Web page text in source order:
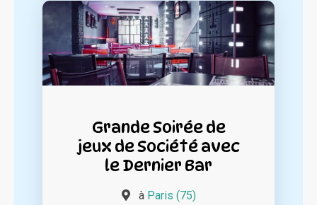
Grande Soirée de
jeux de Société avec
le Dernier Bar
à Paris (75)